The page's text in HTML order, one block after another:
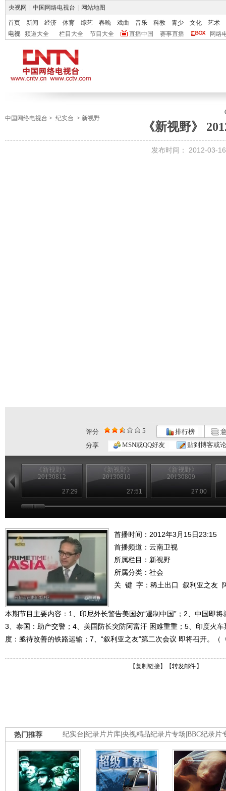
央视网 中国网络电视台 网站地图
首页 新闻 经济 体育 综艺 春晚 戏曲 音乐 科教 青少 文化
艺术
电视
频道大全 栏目大全 节目大全 直播中国 赛事直播 网络
中国网络电视台 > 纪实台 > 新视野
《新视野》
发布时间： 2012-03-
评分 5 排行榜
分享
MSN或QQ好友 贴到博客或
《新视野》
20130812
27:29
《新视野》
20130810
27:51
《新视野》
20130809
27:00
首播时间：2012年3月15日23:15
首播频道： 云南卫视
所属栏目： 新视野
所属分类：社会
关 键 字： 稀土出口 叙利亚之友
本期节目主要内容：1、印尼外长警告美国勿“遏制中国”；2、中国即
3、泰国：助产交警；4、美国防长突防阿富汗 困难重重；5、印度火
度：亟待改善的铁路运输；7、“叙利亚之友”第二次会议 即将召开。（
【复制链接】【转发邮件 】
纪实台 纪录片片库 央视精品纪录片专场 BBC纪录片
热门推荐